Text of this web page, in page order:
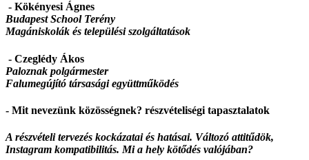
- Kökényesi Ágnes
Budapest School Terény
Magániskolák és települési szolgáltatások
- Czeglédy Ákos
Paloznak polgármester
Falumegújító társasági együttműködés
- Mit nevezünk közösségnek? részvételiségi tapasztalatok
A részvételi tervezés kockázatai és hatásai. Változó attitűdök,
Instagram kompatibilitás. Mi a hely kötődés valójában?